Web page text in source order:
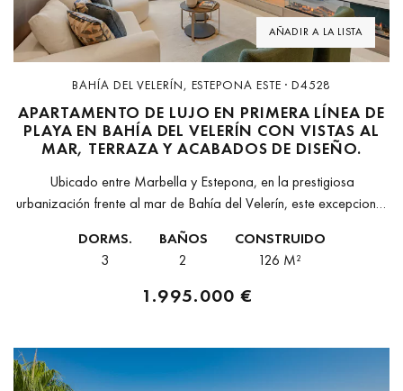
AÑADIR A LA LISTA
BAHÍA DEL VELERÍN, ESTEPONA ESTE · D4528
APARTAMENTO DE LUJO EN PRIMERA LÍNEA DE
PLAYA EN BAHÍA DEL VELERÍN CON VISTAS AL
MAR, TERRAZA Y ACABADOS DE DISEÑO.
Ubicado entre Marbella y Estepona, en la prestigiosa
urbanización frente al mar de Bahía del Velerín, este excepcional
de lujo, diseño y...
DORMS.
3
BAÑOS
2
CONSTRUIDO
126 M²
1.995.000 €